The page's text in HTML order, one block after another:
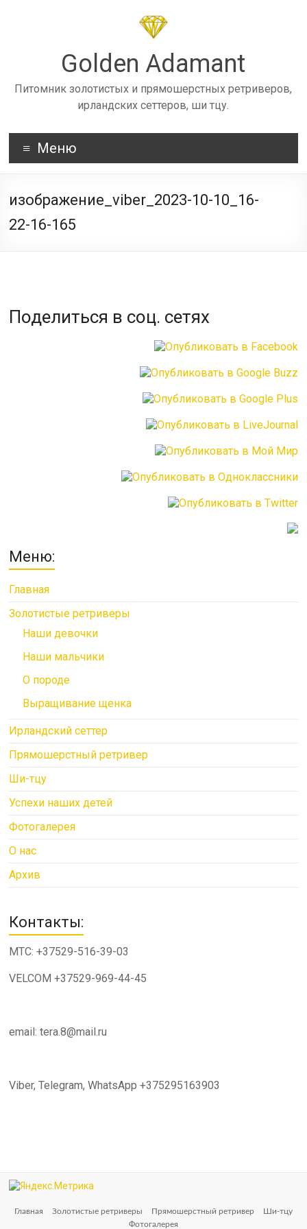
Golden Adamant
Питомник золотистых и прямошерстных ретриверов,
ирландских сеттеров, ши тцу.
Меню
изображение_viber_2023-10-10_16-
22-16-165
Поделиться в соц. сетях
Меню:
Главная
Золотистые ретриверы
Наши девочки
Наши мальчики
О породе
Выращивание щенка
Ирландский сеттер
Прямошерстный ретривер
Ши-тцу
Успехи наших детей
Фотогалерея
О нас
Архив
Контакты:
МТС: +37529-516-39-03
VELCOM +37529-969-44-45
email: tera.8@mail.ru
Viber, Telegram, WhatsApp +375295163903
Главная Золотистые ретриверы Прямошерстный ретривер
Ши-тцу
Фотогалерея